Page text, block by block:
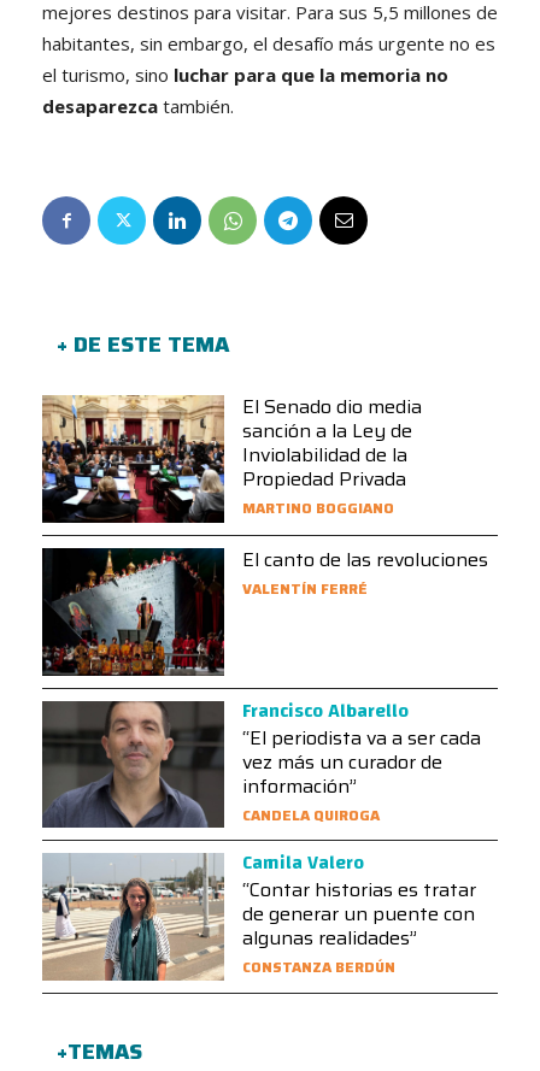
mejores destinos para visitar. Para sus 5,5 millones de
habitantes, sin embargo, el desafío más urgente no es
el turismo, sino luchar para que la memoria no
desaparezca también.
+ DE ESTE TEMA
El Senado dio media
sanción a la Ley de
Inviolabilidad de la
Propiedad Privada
MARTINO BOGGIANO
El canto de las revoluciones
VALENTÍN FERRÉ
Francisco Albarello
“El periodista va a ser cada
vez más un curador de
información”
CANDELA QUIROGA
Camila Valero
“Contar historias es tratar
de generar un puente con
algunas realidades”
CONSTANZA BERDÚN
+TEMAS